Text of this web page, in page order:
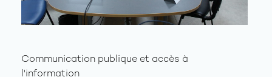
Communication publique et accès à
l'information